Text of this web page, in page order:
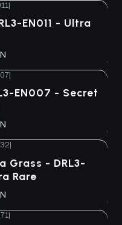
|
EN011 - Ultra
EN007 - Secret
Grass - DRL3-
Rare
|